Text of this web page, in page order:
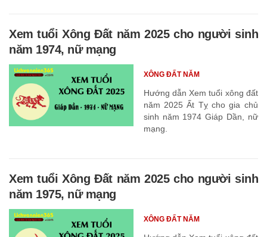
Xem tuổi Xông Đất năm 2025 cho người sinh
năm 1974, nữ mạng
Hướng dẫn Xem tuổi xông đất
năm 2025 Ất Tỵ cho gia chủ
sinh năm 1974 Giáp Dần, nữ
mạng.
XÔNG ĐẤT NĂM
Xem tuổi Xông Đất năm 2025 cho người sinh
năm 1975, nữ mạng
XÔNG ĐẤT NĂM